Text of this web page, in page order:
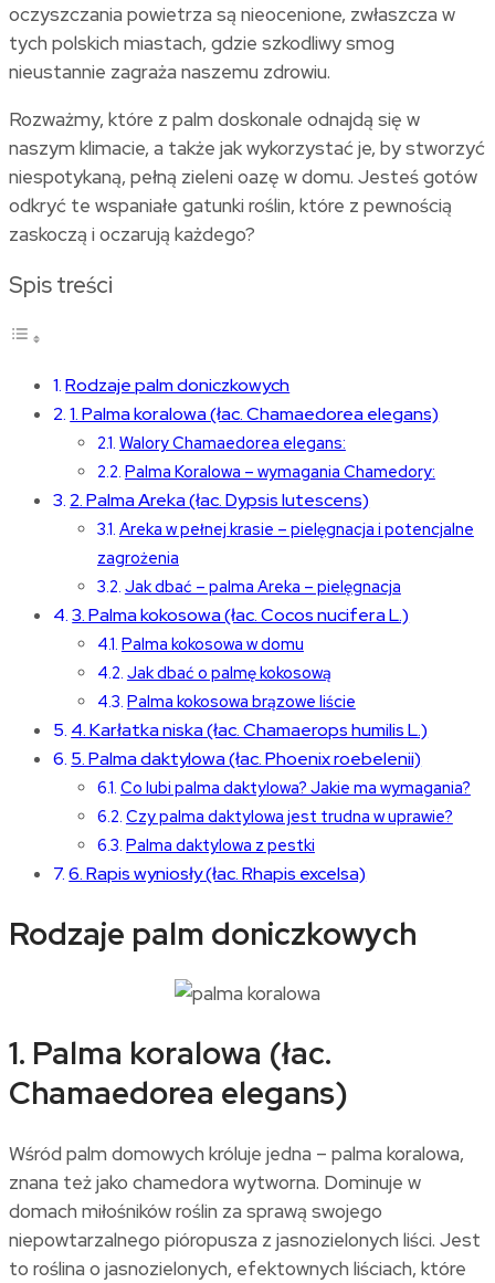
oczyszczania powietrza są nieocenione, zwłaszcza w
tych polskich miastach, gdzie szkodliwy smog
nieustannie zagraża naszemu zdrowiu.
Rozważmy, które z palm doskonale odnajdą się w
naszym klimacie, a także jak wykorzystać je, by stworzyć
niespotykaną, pełną zieleni oazę w domu. Jesteś gotów
odkryć te wspaniałe gatunki roślin, które z pewnością
zaskoczą i oczarują każdego?
Spis treści
Rodzaje palm doniczkowych
1. Palma koralowa (łac. Chamaedorea elegans)
Walory Chamaedorea elegans:
Palma Koralowa – wymagania Chamedory:
2. Palma Areka (łac. Dypsis lutescens)
Areka w pełnej krasie – pielęgnacja i potencjalne
zagrożenia
Jak dbać – palma Areka – pielęgnacja
3. Palma kokosowa (łac. Cocos nucifera L.)
Palma kokosowa w domu
Jak dbać o palmę kokosową
Palma kokosowa brązowe liście
4. Karłatka niska (łac. Chamaerops humilis L.)
5. Palma daktylowa (łac. Phoenix roebelenii)
Co lubi palma daktylowa? Jakie ma wymagania?
Czy palma daktylowa jest trudna w uprawie?
Palma daktylowa z pestki
6. Rapis wyniosły (łac. Rhapis excelsa)
Rodzaje palm doniczkowych
1. Palma koralowa (łac.
Chamaedorea elegans)
Wśród palm domowych króluje jedna – palma koralowa,
znana też jako chamedora wytworna. Dominuje w
domach miłośników roślin za sprawą swojego
niepowtarzalnego pióropusza z jasnozielonych liści. Jest
to roślina o jasnozielonych, efektownych liściach, które